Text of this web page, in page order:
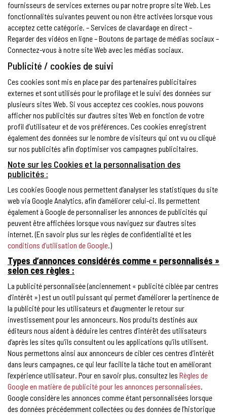
fournisseurs de services externes ou par notre propre site Web. Les
fonctionnalités suivantes peuvent ou non être activées lorsque vous
acceptez cette catégorie. – Services de clavardage en direct –
Regarder des vidéos en ligne – Boutons de partage de médias sociaux –
Connectez-vous à notre site Web avec les médias sociaux.
Publicité / cookies de suivi
Ces cookies sont mis en place par des partenaires publicitaires
externes et sont utilisés pour le profilage et le suivi des données sur
plusieurs sites Web. Si vous acceptez ces cookies, nous pouvons
afficher nos publicités sur d’autres sites Web en fonction de votre
profil d’utilisateur et de vos préférences. Ces cookies enregistrent
également des données sur le nombre de visiteurs qui ont vu ou cliqué
sur nos publicités afin d’optimiser vos campagnes publicitaires.
Note sur les Cookies et la personnalisation des
publicités :
Les cookies Google nous permettent d’analyser les statistiques du site
web via Google Analytics, afin d’améliorer celui-ci. Ils permettent
également à Google de personnaliser les annonces de publicités qui
peuvent être affichées lorsque vous naviguez sur d’autres sites
internet. (En savoir plus sur les règles de confidentialité et les
conditions d’utilisation de Google.)
Types d’annonces considérés comme « personnalisés »
selon ces règles :
La publicité personnalisée (anciennement « publicité ciblée par centres
d’intérêt ») est un outil puissant qui permet d’améliorer la pertinence de
la publicité pour les utilisateurs et d’augmenter le retour sur
investissement pour les annonceurs. Nos produits destinés aux
éditeurs nous aident à déduire les centres d’intérêt des utilisateurs
d’après les sites qu’ils consultent ou les applications qu’ils utilisent.
Nous permettons ainsi aux annonceurs de cibler ces centres d’intérêt
dans leurs campagnes, ce qui leur facilite la tâche tout en améliorant
l’expérience utilisateur. Pour en savoir plus, consultez les Règles de
Google en matière de publicité pour les annonces personnalisées.
Google considère les annonces comme étant personnalisées lorsque
des données précédemment collectées ou des données de l’historique